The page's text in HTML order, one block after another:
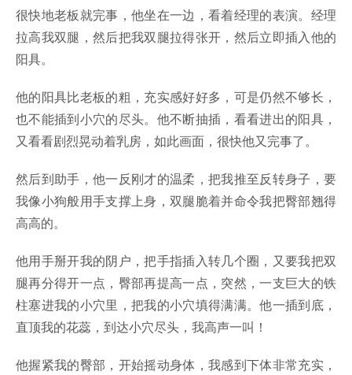
很快地老板就完事，他坐在一边，看着经理的表演。经理
拉高我双腿，然后把我双腿拉得张开，然后立即插入他的
阳具。
他的阳具比老板的粗，充实感好好多，可是仍然不够长，
也不能插到小穴的尽头。他不断抽插，看看进出的阳具，
又看看剧烈晃动着乳房，如此画面，很快他又完事了。
然后到助手，他一反刚才的温柔，把我推至反转身子，要
我像小狗般用手支撑上身，双腿脆着并命令我把臀部翘得
高高的。
他用手掰开我的阴户，把手指插入转几个圈，又要我把双
腿再分得开一点，臀部再提高一点，突然，一支巨大的铁
柱塞进我的小穴里，把我的小穴填得满满。他一插到底，
直顶我的花蕊，到达小穴尽头，我高声一叫！
他握紧我的臀部，开始摇动身体，我感到下体非常充实，